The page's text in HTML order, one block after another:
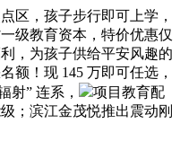
，孩子步行即可上学，
级教育资本，特价优惠仅
，为孩子供给平安风趣的
额！现 145 万即可任选，
射” 连系，
项目教育配
；滨江金茂悦推出震动刚